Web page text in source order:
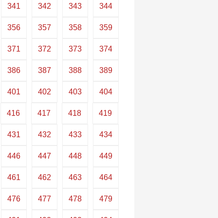
341 342 343 344
356 357 358 359
371 372 373 374
386 387 388 389
401 402 403 404
416 417 418 419
431 432 433 434
446 447 448 449
461 462 463 464
476 477 478 479